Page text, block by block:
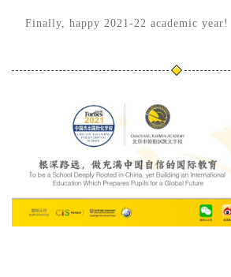
Finally, happy 2021-22 academic year!